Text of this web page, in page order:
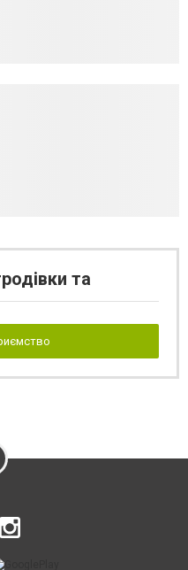
та